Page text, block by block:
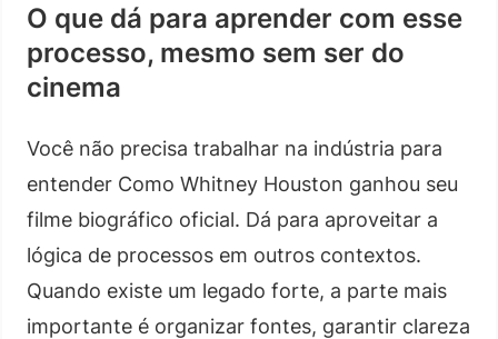
O que dá para aprender com esse
processo, mesmo sem ser do
cinema
Você não precisa trabalhar na indústria para
entender Como Whitney Houston ganhou seu
filme biográfico oficial. Dá para aproveitar a
lógica de processos em outros contextos.
Quando existe um legado forte, a parte mais
importante é organizar fontes, garantir clareza